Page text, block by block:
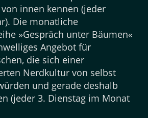
innen kennen (jeder
Die monatliche
»Gespräch unter Bäumen«
Angebot für
die sich einer
Nerdkultur von selbst
und gerade deshalb
(jeder 3. Dienstag im Monat